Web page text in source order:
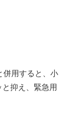
併用すると、小
抑え、緊急用